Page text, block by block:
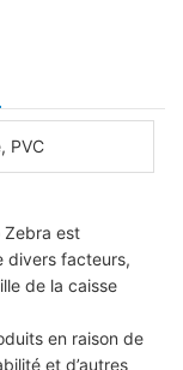
PVC
Zebra est
divers facteurs,
de la caisse
en raison de
et d’autres